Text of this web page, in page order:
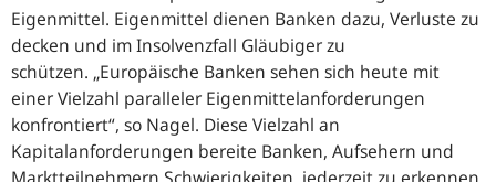
Eigenmittel. Eigenmittel dienen Banken dazu, Verluste zu
decken und im Insolvenzfall Gläubiger zu
schützen. Europäische Banken sehen sich heute mit
einer Vielzahl paralleler Eigenmittelanforderungen
konfrontiert , so Nagel. Diese Vielzahl an
Kapitalanforderungen bereite Banken, Aufsehern und